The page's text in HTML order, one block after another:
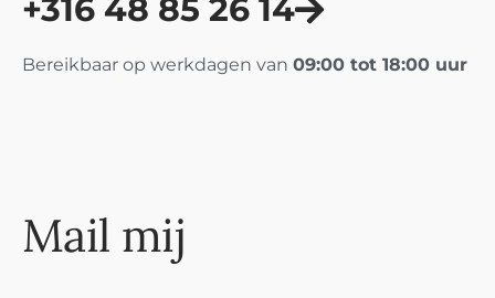
+316 48 85 26 14
Bereikbaar op werkdagen van 09:00 tot 18:00 uur
Mail mij